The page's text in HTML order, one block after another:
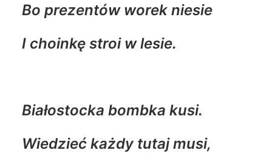
Bo prezentów worek niesie
I choinkę stroi w lesie.
Białostocka bombka kusi.
Wiedzieć każdy tutaj musi,